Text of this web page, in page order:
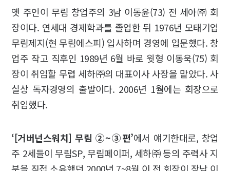
옛 주인이 무림 창업주의 3남 이동윤(73) 전 세아㈜ 회
장이다. 연세대 경제학과를 졸업한 뒤 1976년 모태기업
무림제지(현 무림에스피) 입사하며 경영에 입문했다. 창
업주 작고 직후인 1989년 6월 바로 윗형 이동욱(75) 회
장이 취임할 무렵 세하㈜의 대표이사 사장을 맡았다. 사
실상 독자경영의 출발이다. 2006년 1월에는 회장으로
취임했다.
‘[거버넌스워치] 무림 ②~③편’에서 얘기한대로, 창업
주 2세들이 무림SP, 무림페이퍼, 세하㈜ 등의 주력사 지